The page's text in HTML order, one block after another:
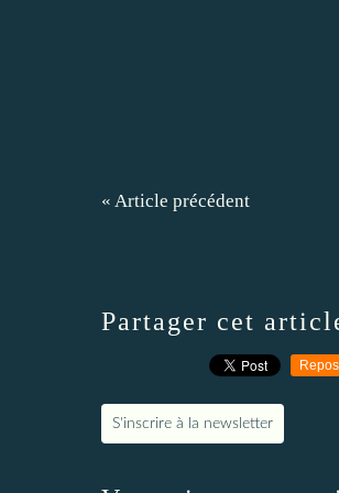
« Article précédent
Partager cet
S'inscrire à la newsletter